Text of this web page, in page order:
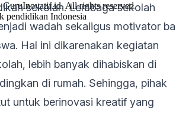
sekolah. Lembaga sekolah
wadah sekaligus motivator
Hal ini dikarenakan kegiatan
lebih banyak dihabiskan di
di rumah. Sehingga, pihak
untuk berinovasi kreatif yang
All rights reserved.
pendidikan Indonesia